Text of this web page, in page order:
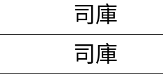
司庫
司庫